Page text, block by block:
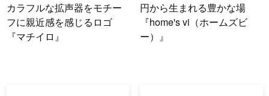
カラフルな拡声器をモチー
フに親近感を感じるロゴ
『マチイロ』
円から生まれる豊かな場
『home's vi（ホームズビ
ー）』